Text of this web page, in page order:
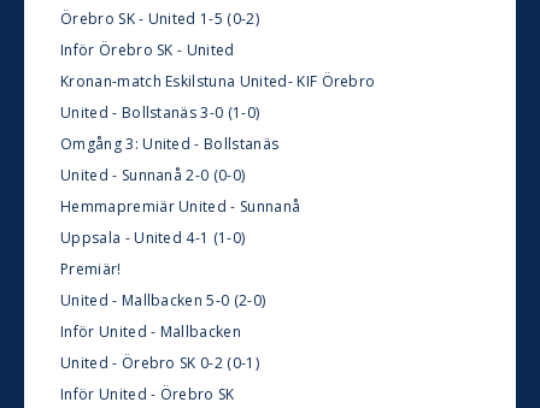
Örebro SK - United 1-5 (0-2)
Inför Örebro SK - United
Kronan-match Eskilstuna United- KIF Örebro
United - Bollstanäs 3-0 (1-0)
Omgång 3: United - Bollstanäs
United - Sunnanå 2-0 (0-0)
Hemmapremiär United - Sunnanå
Uppsala - United 4-1 (1-0)
Premiär!
United - Mallbacken 5-0 (2-0)
Inför United - Mallbacken
United - Örebro SK 0-2 (0-1)
Inför United - Örebro SK